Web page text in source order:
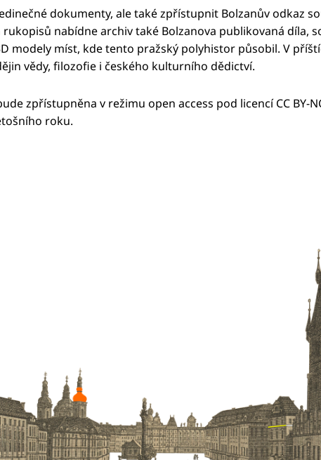
dokumenty, ale také zpřístupnit Bolzanův odkaz
nabídne archiv také Bolzanova publikovaná díla,
modely míst, kde tento pražský polyhistor působil. V
vědy, filozofie i českého kulturního dědictví.
zpřístupněna v režimu open access pod licencí CC BY-
roku.